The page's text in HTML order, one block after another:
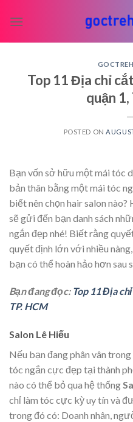
Top 11 Địa chỉ
quận
POSTED ON
Bạn vốn sở hữu một mái tóc
bản thân bằng một mái tóc
biết nên chọn hair salon nào?
sẽ gửi đến bạn danh sách
ngắn đẹp nhé! Biết rằng
quyết định lớn với nhiều
bạn có thể hoàn hảo hơn sau
Bạn đang đọc: Top 11 Địa
TP. HCM
Salon Lê Hiếu
Nếu bạn đang phân vân
tóc ngắn cực đẹp tại thành
nào có thể bỏ qua hệ thống
chỉ làm tóc cực kỳ uy tín và
trong đó có: Doanh nhân,